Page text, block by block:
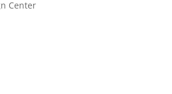
Center